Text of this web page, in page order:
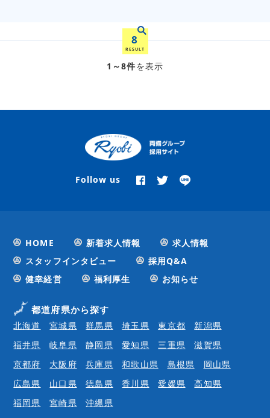
8
RESULT
1～8件を表示
Follow us
HOME 新着求人情報
求人情報
スタッフインタビュー
採用Q&A
健幸経営
福利厚生 お知らせ
都道府県から探す
北海道 宮城県 群馬県 埼玉県 東京都
新潟県
福井県
岐阜県 静岡県 愛知県 三重県
滋賀県
京都府
大阪府 兵庫県 和歌山県 島根県
岡山県
広島県
山口県 徳島県 香川県 愛媛県
高知県
福岡県
宮崎県 沖縄県